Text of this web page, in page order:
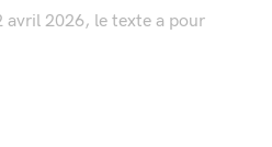
avril 2026, le texte a pour